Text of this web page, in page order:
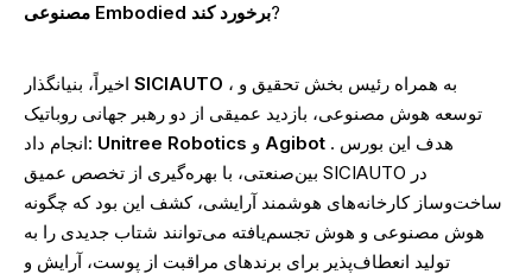
مصنوعی Embodied برخورد کند?
SICIAUTO ، به همراه رئیس بخش تحقیق و
توسعه هوش مصنوعی، بازدید عمیقی از دو رهبر جهانی روباتیک
انجام داد: Unitree Robotics Agibot . هدف این بورس
بین‌صنعتی، با بهره‌گیری از تخصص عمیق SICIAUTO در
ساخت‌وساز کارخانه‌های هوشمند آرایشی، کشف این بود که چگونه
هوش مصنوعی و هوش تجسم‌یافته می‌توانند شتاب جدیدی را به
تولید انعطاف‌پذیر برای برندهای مراقبت از پوست، آرایش و